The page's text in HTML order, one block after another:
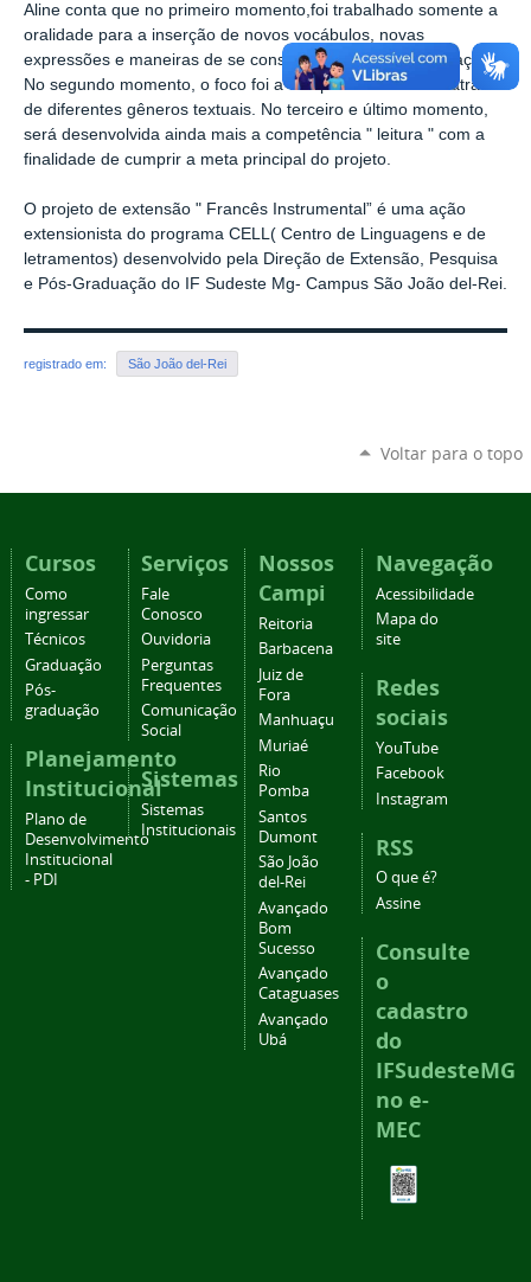
Aline conta que no primeiro momento,foi trabalhado somente a
oralidade para a inserção de novos vocábulos, novas
expressões e maneiras de se construir uma boa comunicação.
No segundo momento, o foco foi a compreensão escrita através
de diferentes gêneros textuais. No terceiro e último momento,
será desenvolvida ainda mais a competência " leitura " com a
finalidade de cumprir a meta principal do projeto.
O projeto de extensão " Francês Instrumental” é uma ação
extensionista do programa CELL( Centro de Linguagens e de
letramentos) desenvolvido pela Direção de Extensão, Pesquisa
e Pós-Graduação do IF Sudeste Mg- Campus São João del-Rei.
registrado em: São João del-Rei
Voltar para o topo
Cursos
Como
ingressar
Técnicos
Graduação
Pós-
graduação
Planejamento
Institucional
Plano de
Desenvolvimento
Institucional
- PDI
Serviços
Fale
Conosco
Ouvidoria
Perguntas
Frequentes
Comunicação
Social
Sistemas
Sistemas
Institucionais
Nossos
Campi
Reitoria
Barbacena
Juiz de
Fora
Manhuaçu
Muriaé
Rio
Pomba
Santos
Dumont
São João
del-Rei
Avançado
Bom
Sucesso
Avançado
Cataguases
Avançado
Ubá
Navegação
Acessibilidade
Mapa do
site
Redes
sociais
YouTube
Facebook
Instagram
RSS
O que é?
Assine
Consulte
o
cadastro
do
IFSudesteMG
no e-
MEC